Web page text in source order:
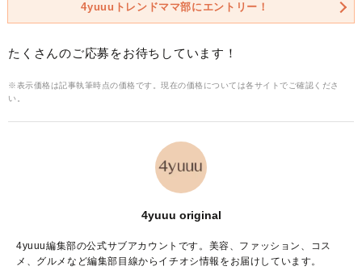
4yuuuトレンドママ部にエントリー！
たくさんのご応募をお待ちしています！
※表示価格は記事執筆時点の価格です。現在の価格については各サイトでご確認くださ
い。
4yuuu original
4yuuu編集部の公式サブアカウントです。美容、ファッション、コス
メ、グルメなど編集部目線からイチオシ情報をお届けしています。